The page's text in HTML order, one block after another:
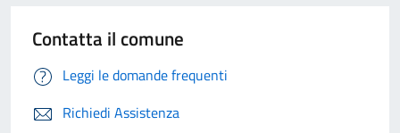
Contatta il comune
Leggi le domande frequenti
Richiedi Assistenza